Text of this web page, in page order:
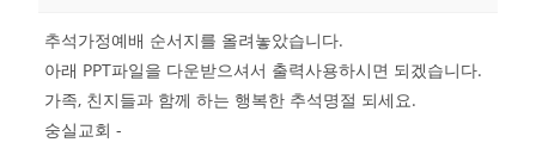
추석가정예배 순서지를 올려놓았습니다.
아래 PPT파일을 다운받으셔서 출력사용하시면 되겠습니다.
가족, 친지들과 함께 하는 행복한 추석명절 되세요.
숭실교회 -